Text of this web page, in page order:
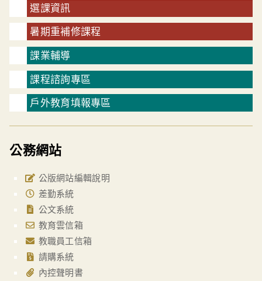
選課資訊
暑期重補修課程
課業輔導
課程諮詢專區
戶外教育填報專區
公務網站
公版網站編輯說明
差勤系統
公文系統
教育雲信箱
教職員工信箱
請購系統
內控聲明書